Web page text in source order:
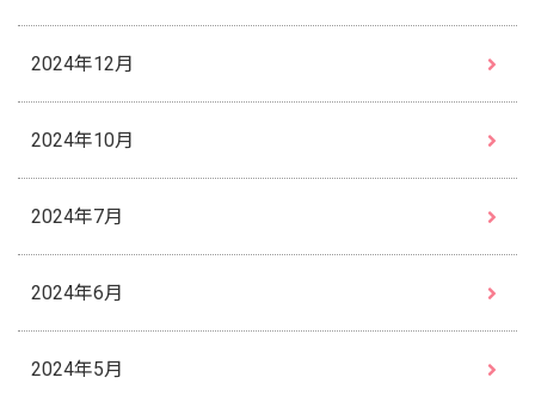
2024年12月
2024年10月
2024年7月
2024年6月
2024年5月